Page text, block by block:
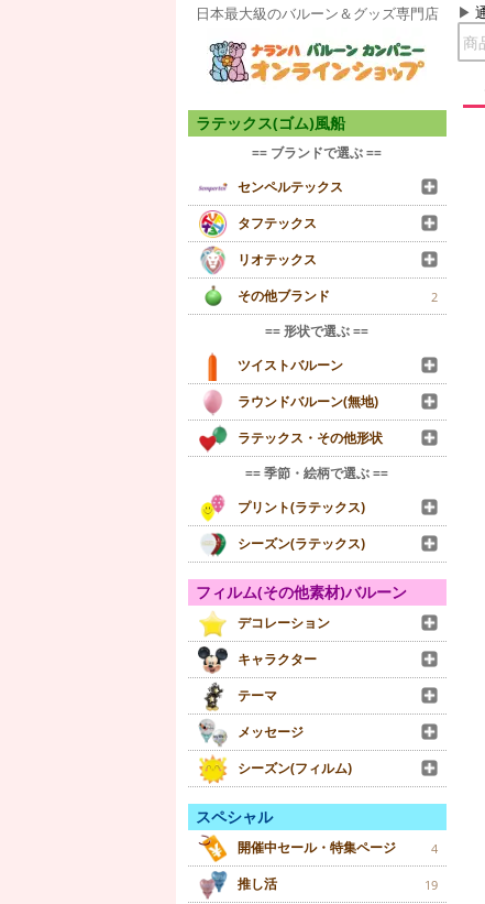
日本最大級のバルーン＆グッズ専門店
ラテックス(ゴム)風船
== ブランドで選ぶ ==
センペルテックス
タフテックス
リオテックス
その他ブランド
2
== 形状で選ぶ ==
ツイストバルーン
ラウンドバルーン(無地)
ラテックス・その他形状
== 季節・絵柄で選ぶ ==
プリント(ラテックス)
シーズン(ラテックス)
フィルム(その他素材)バルーン
デコレーション
キャラクター
テーマ
メッセージ
シーズン(フィルム)
スペシャル
開催中セール・特集ページ 4
推し活 19